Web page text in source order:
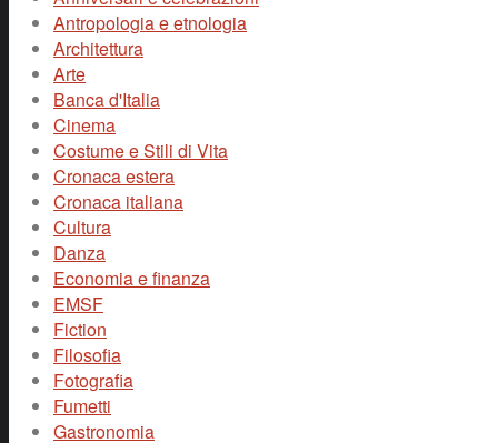
Antropologia e etnologia
Architettura
Arte
Banca d'Italia
Cinema
Costume e Stili di Vita
Cronaca estera
Cronaca italiana
Cultura
Danza
Economia e finanza
EMSF
Fiction
Filosofia
Fotografia
Fumetti
Gastronomia